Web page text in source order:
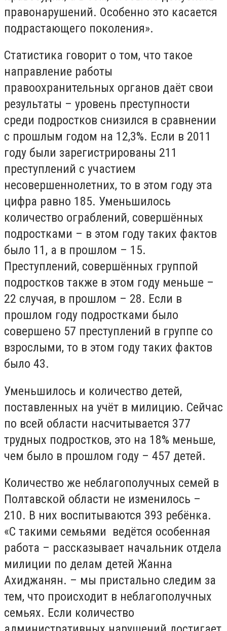
правонарушений. Особенно это касается
подрастающего поколения».
Статистика говорит о том, что такое
направление работы
правоохранительных органов даёт свои
результаты – уровень преступности
среди подростков снизился в сравнении
с прошлым годом на 12,3%. Если в 2011
году были зарегистрированы 211
преступлений с участием
несовершеннолетних, то в этом году эта
цифра равно 185. Уменьшилось
количество ограблений, совершённых
подростками – в этом году таких фактов
было 11, а в прошлом – 15.
Преступлений, совершённых группой
подростков также в этом году меньше –
22 случая, в прошлом – 28. Если в
прошлом году подростками было
совершено 57 преступлений в группе со
взрослыми, то в этом году таких фактов
было 43.
Уменьшилось и количество детей,
поставленных на учёт в милицию. Сейчас
по всей области насчитывается 377
трудных подростков, это на 18% меньше,
чем было в прошлом году – 457 детей.
Количество же неблагополучных семей в
Полтавской области не изменилось –
210. В них воспитываются 393 ребёнка.
«С такими семьями ведётся особенная
работа – рассказывает начальник отдела
милиции по делам детей Жанна
Ахиджанян. – мы пристально следим за
тем, что происходит в неблагополучных
семьях. Если количество